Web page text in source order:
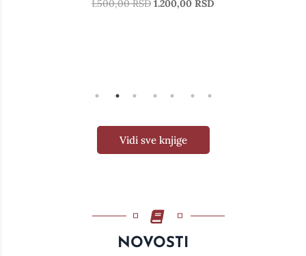
Istorija filozofije I-III
Vidi sve knjige
NOVOSTI